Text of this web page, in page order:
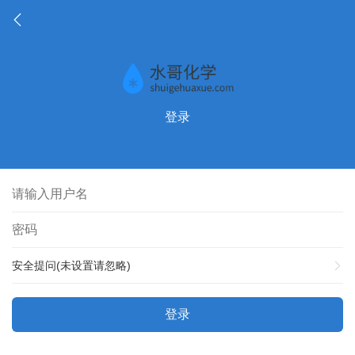
登录
安全提问(未设置请忽略)
登录